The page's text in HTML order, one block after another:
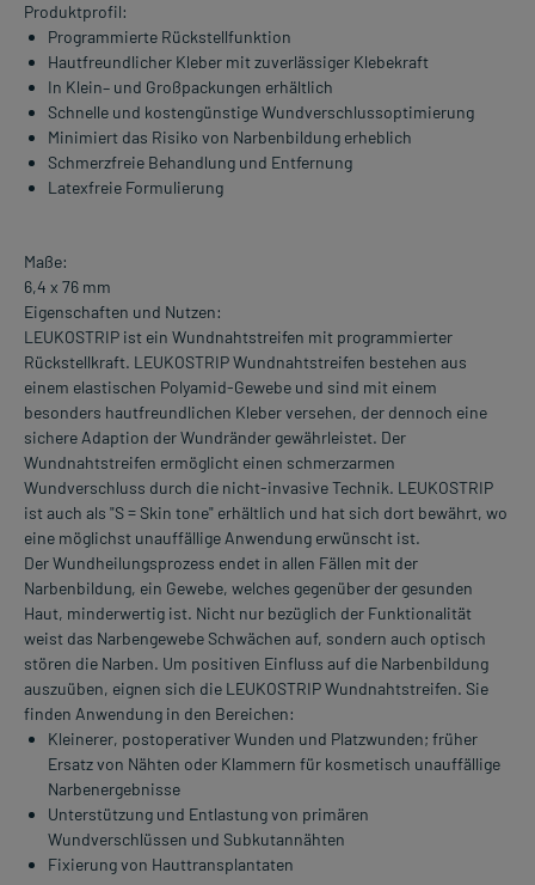
Produktprofil:
Programmierte Rückstellfunktion
Hautfreundlicher Kleber mit zuverlässiger Klebekraft
In Klein– und Großpackungen erhältlich
Schnelle und kostengünstige Wundverschlussoptimierung
Minimiert das Risiko von Narbenbildung erheblich
Schmerzfreie Behandlung und Entfernung
Latexfreie Formulierung
Maße:
6,4 x 76 mm
Eigenschaften und Nutzen:
LEUKOSTRIP ist ein Wundnahtstreifen mit programmierter
Rückstellkraft. LEUKOSTRIP Wundnahtstreifen bestehen aus
einem elastischen Polyamid-Gewebe und sind mit einem
besonders hautfreundlichen Kleber versehen, der dennoch eine
sichere Adaption der Wundränder gewährleistet. Der
Wundnahtstreifen ermöglicht einen schmerzarmen
Wundverschluss durch die nicht-invasive Technik. LEUKOSTRIP
ist auch als "S = Skin tone" erhältlich und hat sich dort bewährt, wo
eine möglichst unauffällige Anwendung erwünscht ist.
Der Wundheilungsprozess endet in allen Fällen mit der
Narbenbildung, ein Gewebe, welches gegenüber der gesunden
Haut, minderwertig ist. Nicht nur bezüglich der Funktionalität
weist das Narbengewebe Schwächen auf, sondern auch optisch
stören die Narben. Um positiven Einfluss auf die Narbenbildung
auszuüben, eignen sich die LEUKOSTRIP Wundnahtstreifen. Sie
finden Anwendung in den Bereichen:
Kleinerer, postoperativer Wunden und Platzwunden; früher
Ersatz von Nähten oder Klammern für kosmetisch unauffällige
Narbenergebnisse
Unterstützung und Entlastung von primären
Wundverschlüssen und Subkutannähten
Fixierung von Hauttransplantaten